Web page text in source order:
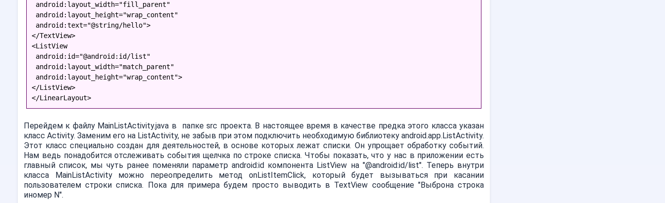
android:layout_width="fill_parent"
android:layout_height="wrap_content"
android:text="@string/hello">
</TextView>
<ListView
android:id="@android:id/list"
android:layout_width="match_parent"
android:layout_height="wrap_content">
</ListView>
</LinearLayout>
Перейдем к файлу MainListActivity.java в папке src проекта. В настоящее время в качестве предка этого класса указан
класс Activity. Заменим его на ListActivity, не забыв при этом подключить необходимую библиотеку android.app.ListActivity.
Этот класс специально создан для деятельностей, в основе которых лежат списки. Он упрощает обработку событий.
Нам ведь понадобится отслеживать события щелчка по строке списка. Чтобы показать, что у нас в приложении есть
главный список, мы чуть ранее поменяли параметр android:id компонента ListView на "@android:id/list". Теперь внутри
класса MainListActivity можно переопределить метод onListItemClick, который будет вызываться при касании
пользователем строки списка. Пока для примера будем просто выводить в TextView сообщение "Выброна строка
иномер N".